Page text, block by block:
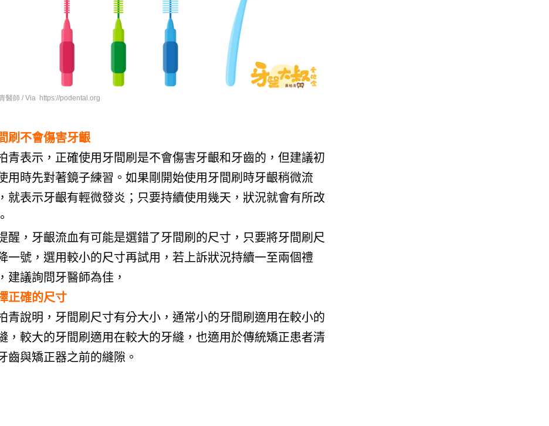
醫師 / Via https://podental.org
刷不會傷害牙齦
青表示，正確使用牙間刷是不會傷害牙齦和牙齒的，但建議初
用時先對著鏡子練習。如果剛開始使用牙間刷時牙齦稍微流
就表示牙齦有輕微發炎；只要持續使用幾天，狀況就會有所改
醒，牙齦流血有可能是選錯了牙間刷的尺寸，只要將牙間刷尺
一號，選用較小的尺寸再試用，若上訴狀況持續一至兩個禮
建議詢問牙醫師為佳，
正確的尺寸
青說明，牙間刷尺寸有分大小，通常小的牙間刷適用在較小的
，較大的牙間刷適用在較大的牙縫，也適用於傳統矯正患者清
齒與矯正器之前的縫隙。